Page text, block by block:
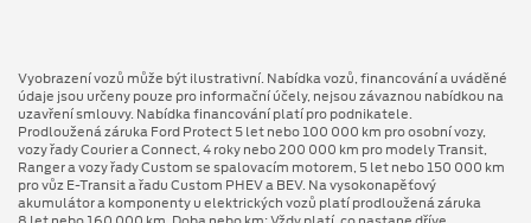
Vyobrazení vozů může být ilustrativní. Nabídka vozů, financování a uváděné
údaje jsou určeny pouze pro informační účely, nejsou závaznou nabídkou na
uzavření smlouvy. Nabídka financování platí pro podnikatele.
Prodloužená záruka Ford Protect 5 let nebo 100 000 km pro osobní vozy,
vozy řady Courier a Connect, 4 roky nebo 200 000 km pro modely Transit,
Ranger a vozy řady Custom se spalovacím motorem, 5 let nebo 150 000 km
pro vůz E-Transit a řadu Custom PHEV a BEV. Na vysokonapěťový
akumulátor a komponenty u elektrických vozů platí prodloužená záruka